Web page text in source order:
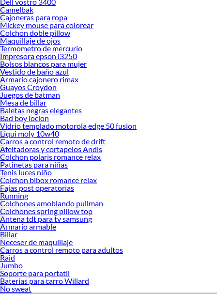
Camelbak
Cajoneras para ropa
Mickey mouse para colorear
Colchon doble pillow
Maquillaje de ojos
Termometro de mercurio
Impresora epson l3250
Bolsos blancos para mujer
Vestido de baño azul
Armario cajonero rimax
Guayos Croydon
Juegos de batman
Mesa de billar
Baletas negras elegantes
Bad boy locion
Vidrio templado motorola edge 50 fusion
Liqui moly 10w40
Carros a control remoto de drift
Afeitadoras y cortapelos Andis
Colchon polaris romance relax
Patinetas para niñas
Tenis luces niño
Colchon bibox romance relax
Fajas post operatorias
Running
Colchones amoblando pullman
Colchones spring pillow top
Antena tdt para tv samsung
Armario armable
Billar
Neceser de maquillaje
Carros a control remoto para adultos
Raid
Jumbo
Soporte para portatil
Baterias para carro Willard
No sweat